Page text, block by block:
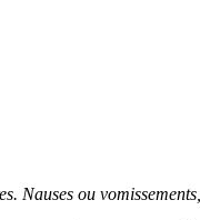
Nauses ou